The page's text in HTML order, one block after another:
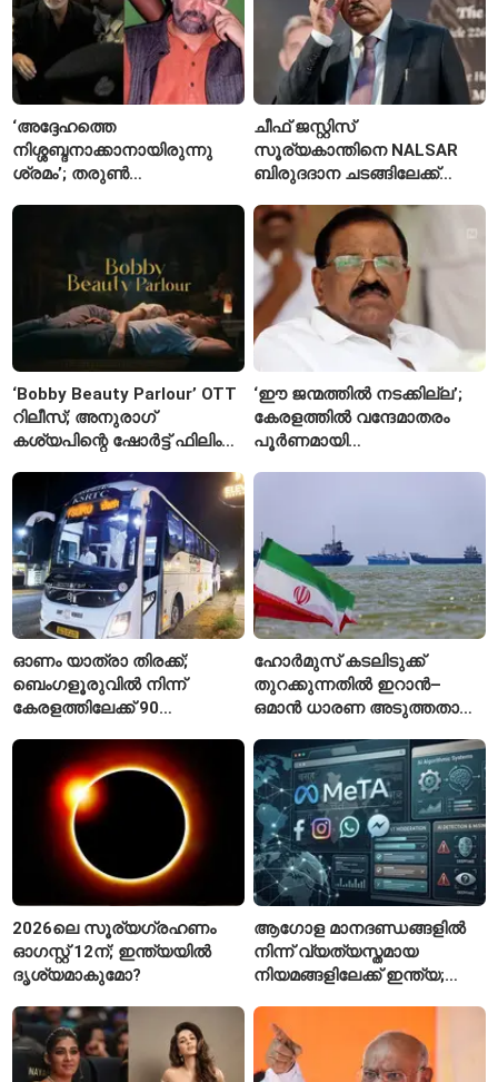
‘അദ്ദേഹത്തെ
നിശ്ശബ്ദനാക്കാനായിരുന്നു
ശ്രമം’; തരുണ്‍
കാരണമെന്ന് മകൾ
ചീഫ് ജസ്റ്റിസ്
സൂര്യകാന്തിനെ NALSAR
ബിരുദദാന ചടങ്ങിലേക്ക്
വിദ്യാർഥികളുടെ എതിർപ്പ്
‘Bobby Beauty Parlour’ OTT
റിലീസ്; അനുരാഗ്
കശ്യപിന്റെ ഷോർട്ട് ഫിലിം
‘ഈ ജന്മത്തിൽ നടക്കില്ല’;
കേരളത്തിൽ വന്ദേമാതരം
പൂർണമായി
ഓണം യാത്രാ തിരക്ക്;
ബെംഗളൂരുവിൽ നിന്ന്
കേരളത്തിലേക്ക് 90
ഹോർമുസ് കടലിടുക്ക്
തുറക്കുന്നതിൽ ഇറാൻ–
ഒമാൻ ധാരണ അടുത്തതായി;
ടെഹ്റാൻ
2026ലെ സൂര്യഗ്രഹണം
ഓഗസ്റ്റ് 12ന്; ഇന്ത്യയിൽ
ദൃശ്യമാകുമോ?
ആഗോള മാനദണ്ഡങ്ങളിൽ
നിന്ന് വ്യത്യസ്തമായ
നിയമങ്ങളിലേക്ക് ഇന്ത്യ;
സമ്മർദം